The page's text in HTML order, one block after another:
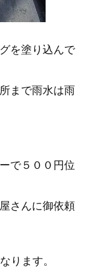
を塗り込んで
まで雨水は雨
で５００円位
さんに御依頼
ります。